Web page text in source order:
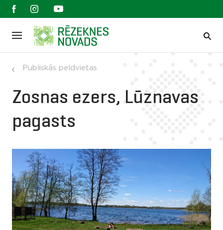
Publiskās peldvietas
Zosnas ezers, Lūznavas
pagasts